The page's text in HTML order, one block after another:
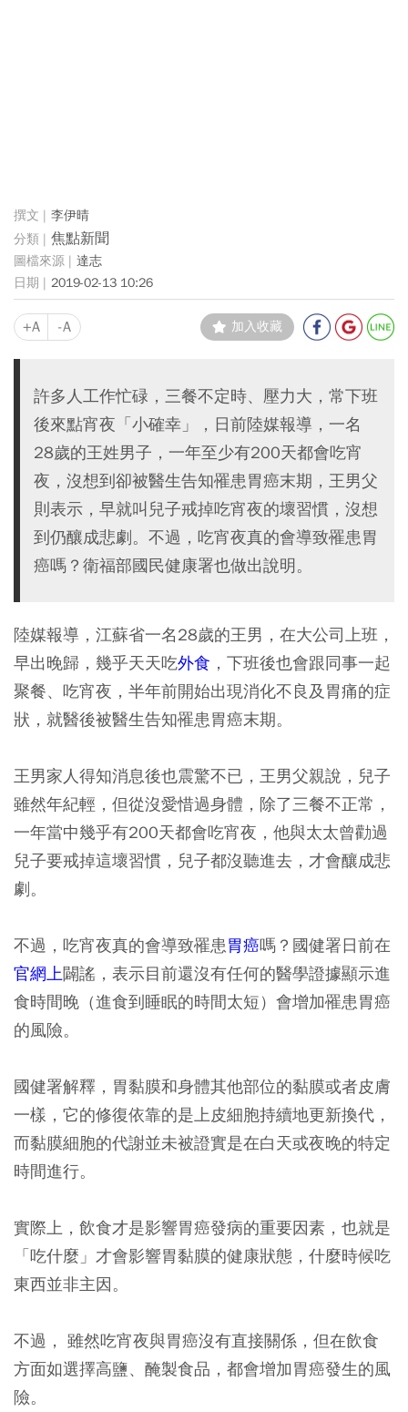
李伊晴
焦點新聞
達志
2019-02-13 10:26
+A -A 加入收藏
許多人工作忙碌，三餐不定時、壓力大，常下班
後來點宵夜「小確幸」，日前陸媒報導，一名
28歲的王姓男子，一年至少有200天都會吃宵
夜，沒想到卻被醫生告知罹患胃癌末期，王男父
則表示，早就叫兒子戒掉吃宵夜的壞習慣，沒想
到仍釀成悲劇。不過，吃宵夜真的會導致罹患胃
癌嗎？衛福部國民健康署也做出說明。
陸媒報導，江蘇省一名28歲的王男，在大公司上班，
早出晚歸，幾乎天天吃外食 ，下班後也會跟同事一起
聚餐、吃宵夜，半年前開始出現消化不良及胃痛的症
狀，就醫後被醫生告知罹患胃癌末期。
王男家人得知消息後也震驚不已，王男父親說，兒子
雖然年紀輕，但從沒愛惜過身體，除了三餐不正常，
一年當中幾乎有200天都會吃宵夜，他與太太曾勸過
兒子要戒掉這壞習慣，兒子都沒聽進去，才會釀成悲
劇。
不過，吃宵夜真的會導致罹患胃癌嗎？國健署日前在
官網上闢謠，表示目前還沒有任何的醫學證據顯示進
食時間晚（進食到睡眠的時間太短）會增加罹患胃癌
的風險。
國健署解釋，胃黏膜和身體其他部位的黏膜或者皮膚
一樣，它的修復依靠的是上皮細胞持續地更新換代，
而黏膜細胞的代謝並未被證實是在白天或夜晚的特定
時間進行。
實際上，飲食才是影響胃癌發病的重要因素，也就是
「吃什麼」才會影響胃黏膜的健康狀態 ，什麼時候吃
東西並非主因。
不過， 雖然吃宵夜與胃癌沒有直接關係，但在飲食
方面如選擇高鹽、醃製食品，都會增加胃癌發生的風
險。